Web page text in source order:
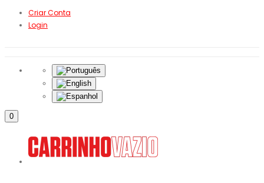
Criar Conta
Login
0